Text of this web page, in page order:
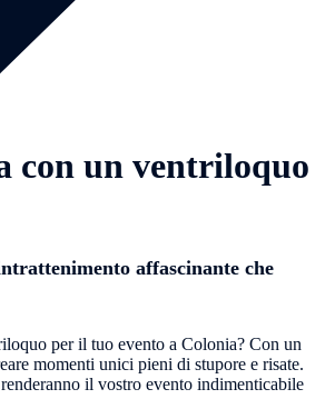
con un ventriloquo
affascinante che
per il tuo evento a Colonia? Con un
momenti unici pieni di stupore e risate.
il vostro evento indimenticabile